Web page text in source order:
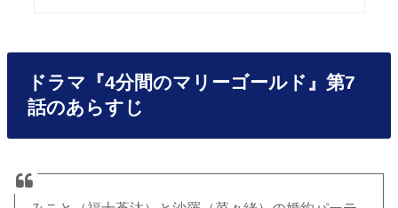
ドラマ『4分間のマリーゴールド』第7
話のあらすじ